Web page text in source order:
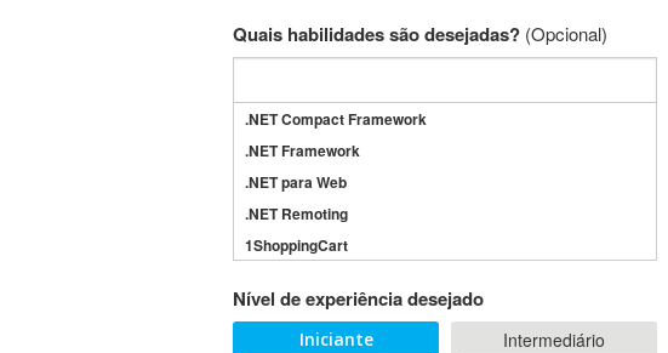
Quais habilidades são desejadas? (Opcional)
.NET Compact Framework
.NET Framework
.NET para Web
.NET Remoting
1ShoppingCart
3GSM
4D Dimension
Nível de experiência desejado
Iniciante
Intermediário